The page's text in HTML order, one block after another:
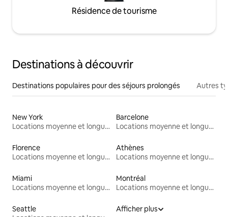
Résidence de tourisme
Destinations à découvrir
Destinations populaires pour des séjours prolongés Autres
New York
Locations moyenne et longue durée
Barcelone
Locations moyenne et longue durée
Florence
Locations moyenne et longue durée
Athènes
Locations moyenne et longue durée
Miami
Locations moyenne et longue durée
Montréal
Locations moyenne et longue durée
Seattle
Afficher plus